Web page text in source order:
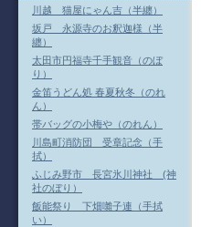
川越 猫屋にゃん吉（半纏）
坂戸 永源寺のお釈迦様（半
纏）
太田市円福寺千手観音（のぼ
り）
金笛うどん処 春夏秋冬（のれ
ん）
帯バッグの小梅や（のれん）
川島町消防団 受章記念（手
拭）
ふじみ野市 長宮氷川神社 (神
社のぼり）
飯能祭り 下畑囃子連（手拭
い）